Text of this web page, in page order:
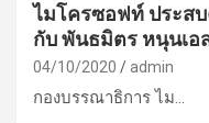
ไมโครซอฟท์ ประส
กับ พันธมิตร หนุนเอ
04/10/2020 admin
กองบรรณาธิการ ไม…